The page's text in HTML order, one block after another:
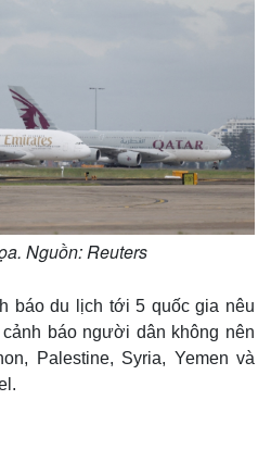
Nguồn: Reuters
báo du lịch tới 5 quốc gia nêu
báo người dân không nên
Palestine, Syria, Yemen và